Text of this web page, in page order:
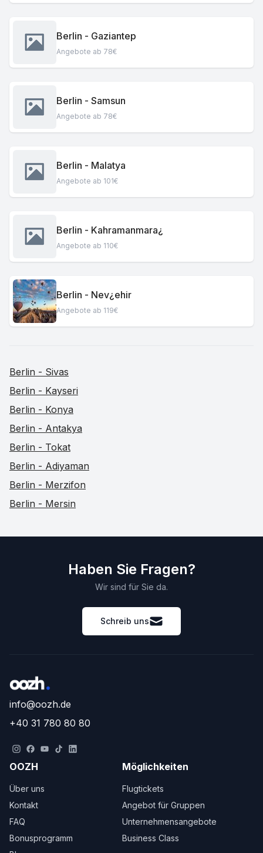
Berlin - Gaziantep
Angebote ab 78€
Berlin - Samsun
Angebote ab 78€
Berlin - Malatya
Angebote ab 101€
Berlin - Kahramanmara¿
Angebote ab 110€
Berlin - Nev¿ehir
Angebote ab 119€
Berlin - Sivas
Berlin - Kayseri
Berlin - Konya
Berlin - Antakya
Berlin - Tokat
Berlin - Adiyaman
Berlin - Merzifon
Berlin - Mersin
Haben Sie Fragen?
Wir sind für Sie da.
Schreib uns
info@oozh.de
+40 31 780 80 80
OOZH
Über uns
Kontakt
FAQ
Bonusprogramm
Möglichkeiten
Flugtickets
Angebot für Gruppen
Unternehmensangebote
Business Class